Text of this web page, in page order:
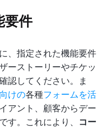
要件
、指定された機能要件
ーストーリーやチケッ
認してください。ま
けの各種フォームを活
アント、顧客からデー
す。これにより、 コー